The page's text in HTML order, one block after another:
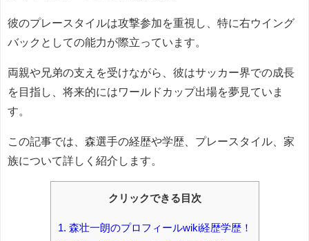
彼のプレースタイルは攻撃参加を重視し、特に右ウイング
バックとしての能力が際立っています。
両親や兄弟の支えを受けながら、彼はサッカー界での成長
を目指し、将来的にはワールドカップ出場を夢見ていま
す。
この記事では、森選手の経歴や学歴、プレースタイル、家
族について詳しく紹介します。
クリックできる目次
1. 森壮一朗のプロフィールwiki経歴学歴！